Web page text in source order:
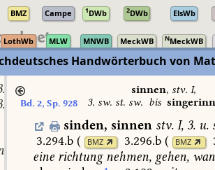
BMZ Campe 1DWb 2DWb ElsWb
LothWb MLW MNWB MeckWB NMeckWB
Handwörterbuch von
sw. st. sw.
sw. st. sw.
Bd. 2, Sp. 928
sinnen, stv. I,
3. sw. st. sw. bis
sinden, sinnen stv. I, 3. u.
3.294.b ( BMZ 3.296.b ( BMZ
eine richtungnehmen, gehen,